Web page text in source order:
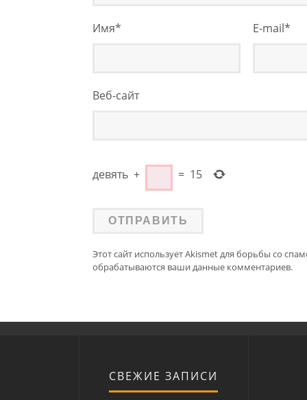
Имя* E-mail*
Веб-сайт
девять + = 15
Этот сайт использует Akismet для борьбы со
обрабатываются ваши данные комментариев.
СВЕЖИЕ ЗАПИСИ